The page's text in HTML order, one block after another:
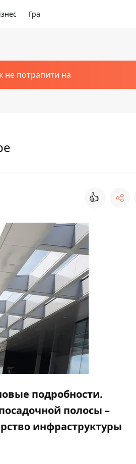
Гра
не потрапити на
👍
подробности.
полосы –
инфраструктуры